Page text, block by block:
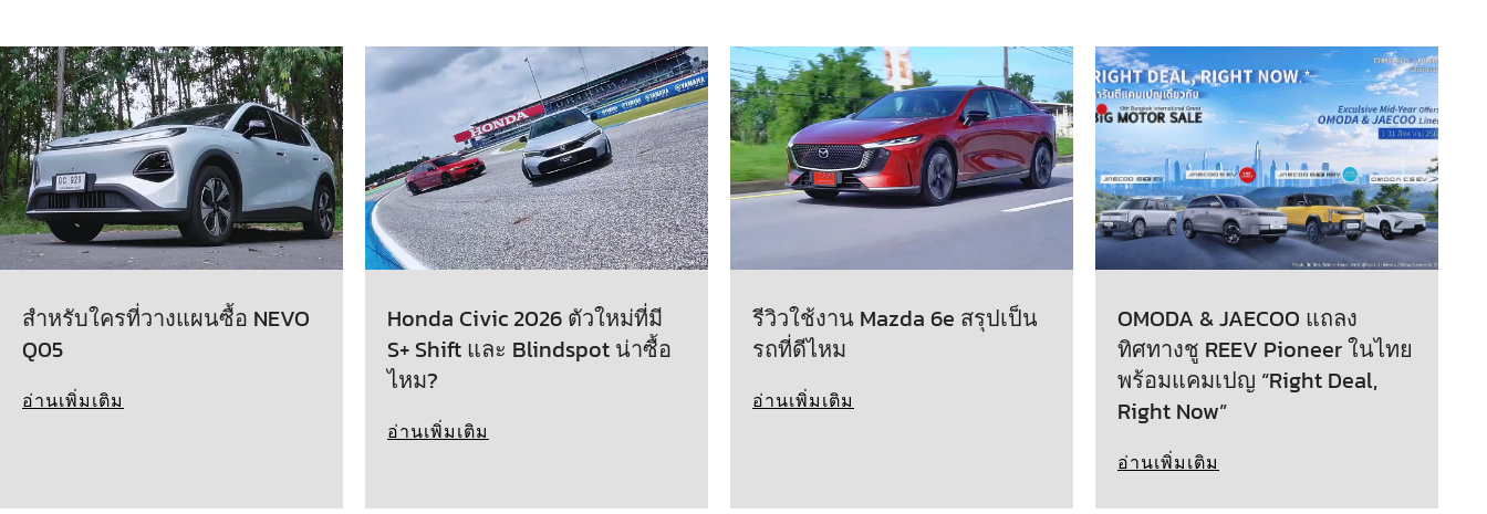
สำหรับใครที่วางแผนซื้อ NEVO
Q05
อ่านเพิ่มเติม
Honda Civic 2026 ตัวใหม่ที่มี
S+ Shift และ Blindspot น่าซื้อ
ไหม?
อ่านเพิ่มเติม
รีวิวใช้งาน Mazda 6e สรุปเป็น
รถที่ดีไหม
อ่านเพิ่มเติม
OMODA & JAECOO แถลง
ทิศทางชู REEV Pioneer ในไทย
พร้อมแคมเปญ “Right Deal,
Right Now”
อ่านเพิ่มเติม